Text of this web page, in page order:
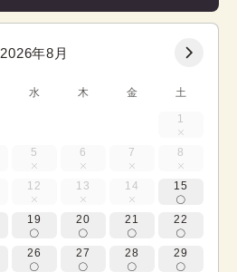
2026年8月
水 木 金 土
1
5 6 7 8
12 13 14 15
19 20 21 22
26 27 28 29